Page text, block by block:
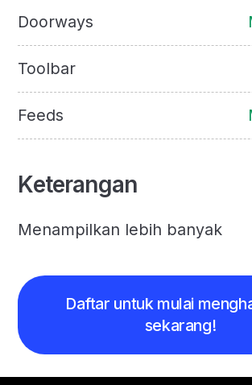
Doorways
Toolbar
Feeds
Keterangan
Menampilkan lebih banyak
Daftar untuk mulai
sekarang!